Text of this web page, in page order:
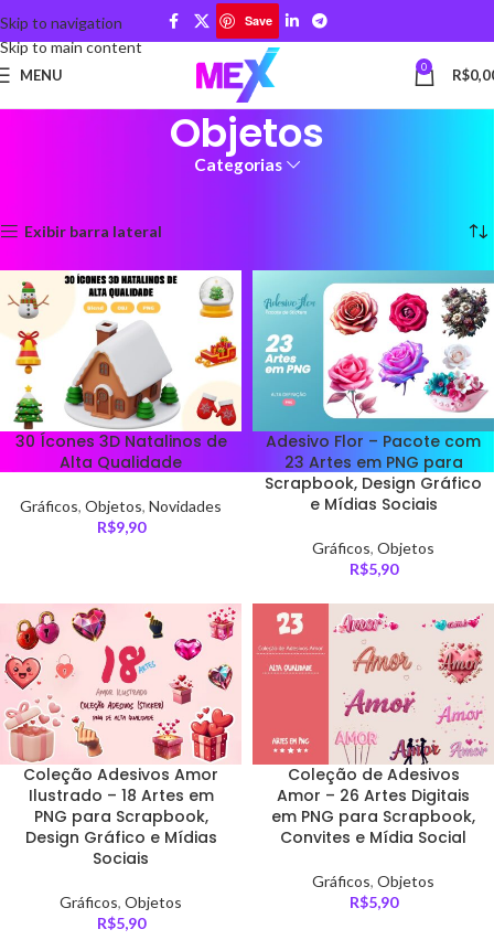
Skip to navigation
Skip to main content
Save
MENU 0 R$
Objetos
Categorias
Exibir barra lateral
30 Ícones 3D Natalinos de
Alta Qualidade
Gráficos, Objetos, Novidades
R$9,90
Adesivo Flor – Pacote com
23 Artes em PNG para
Scrapbook, Design Gráfico
e Mídias Sociais
Gráficos, Objetos
R$5,90
Coleção Adesivos Amor
Ilustrado – 18 Artes em
PNG para Scrapbook,
Design Gráfico e Mídias
Sociais
Gráficos, Objetos
R$5,90
Coleção de Adesivos
Amor – 26 Artes Digitais
em PNG para Scrapbook,
Convites e Mídia Social
Gráficos, Objetos
R$5,90